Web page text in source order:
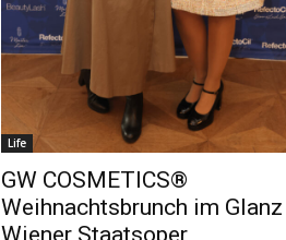
Life
GW COSMETICS®
Weihnachtsbrunch im